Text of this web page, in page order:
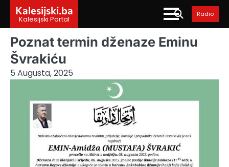
content
Kalesijski.ba
Kalesijski Portal
Radio
Poznat termin dženaze Eminu
Švrakiću
5 Augusta, 2025